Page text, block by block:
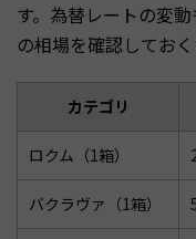
す。為替レートの変
の相場を確認しておく
カテゴリ
ロクム（1箱）
バクラヴァ（1箱）